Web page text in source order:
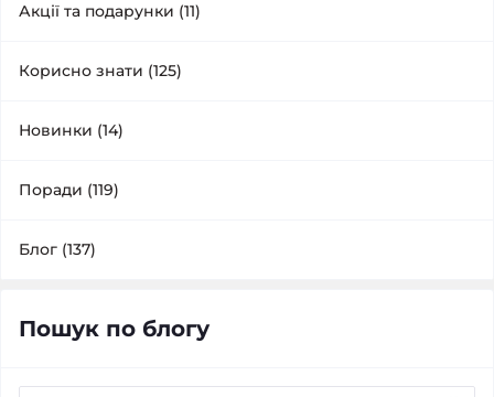
Акції та подарунки (11)
Корисно знати (125)
Новинки (14)
Поради (119)
Блог (137)
Пошук по блогу